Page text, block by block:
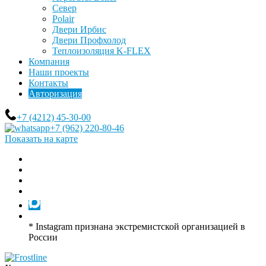
Север
Polair
Двери Ирбис
Двери Профхолод
Теплоизоляция K-FLEX
Компания
Наши проекты
Контакты
Авторизация
+7 (4212) 45-30-00
+7 (962) 220-80-46
Показать на карте
* Instagram признана экстремистской организацией в
России